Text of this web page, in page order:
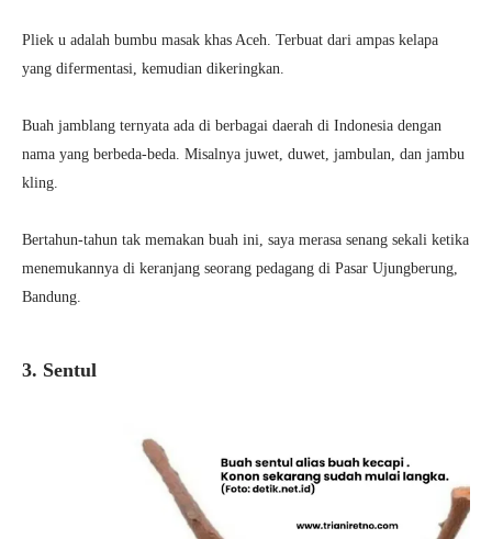
Pliek u adalah bumbu masak khas Aceh. Terbuat dari ampas kelapa
yang difermentasi, kemudian dikeringkan.
Buah jamblang ternyata ada di berbagai daerah di Indonesia dengan
nama yang berbeda-beda. Misalnya juwet, duwet, jambulan, dan jambu
kling.
Bertahun-tahun tak memakan buah ini, saya merasa senang sekali ketika
menemukannya di keranjang seorang pedagang di Pasar Ujungberung,
Bandung.
3. Sentul